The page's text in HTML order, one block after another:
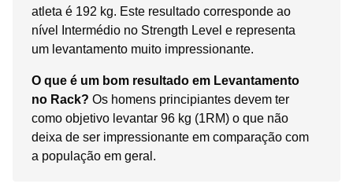
atleta é 192 kg. Este resultado corresponde ao
nível Intermédio no Strength Level e representa
um levantamento muito impressionante.
O que é um bom resultado em Levantamento
no Rack? Os homens principiantes devem ter
como objetivo levantar 96 kg (1RM) o que não
deixa de ser impressionante em comparação com
a população em geral.